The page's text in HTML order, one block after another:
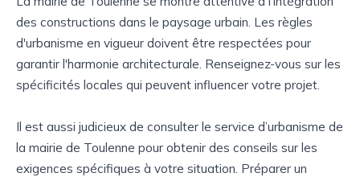
des constructions dans le paysage urbain. Les règles
d'urbanisme en vigueur doivent être respectées pour
garantir l'harmonie architecturale. Renseignez-vous sur les
spécificités locales qui peuvent influencer votre projet.
Il est aussi judicieux de consulter le service d’urbanisme de
la mairie de Toulenne pour obtenir des conseils sur les
exigences spécifiques à votre situation. Préparer un